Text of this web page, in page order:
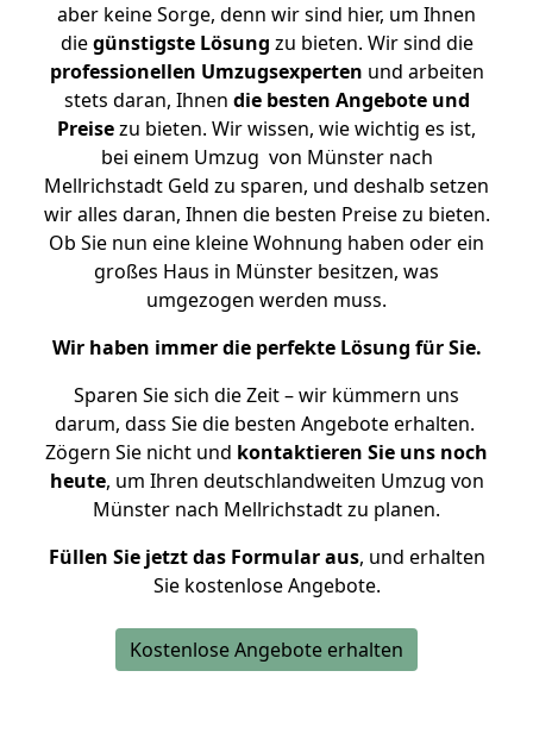
aber keine Sorge, denn wir sind hier, um Ihnen
diegünstigste Lösung zu bieten. Wir sind die
professionellen Umzugsexperten und arbeiten
stets daran, Ihnen die besten Angebote und
Preisezu bieten. Wir wissen, wie wichtig es ist,
bei einem Umzug von Münster nach
Mellrichstadt Geld zu sparen, und deshalb setzen
wir alles daran, Ihnen die besten Preise zu bieten.
Ob Sie nun eine kleine Wohnung haben oder ein
großes Haus in Münster besitzen, was
umgezogen werden muss.
Wir haben immer die perfekte Lösung für Sie.
Sparen Sie sich die Zeit – wir kümmern uns
darum, dass Sie die besten Angebote erhalten.
Zögern Sie nicht und kontaktieren Sie uns noch
heute, um Ihren deutschlandweiten Umzug von
Münster nach Mellrichstadt zu planen.
Füllen Sie jetzt das Formular aus, und erhalten
Sie kostenlose Angebote.
Kostenlose Angebote erhalten